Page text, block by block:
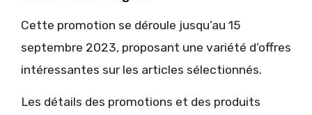
Cette promotion se déroule jusqu’au 15
septembre 2023, proposant une variété d’offres
intéressantes sur les articles sélectionnés.
Les détails des promotions et des produits